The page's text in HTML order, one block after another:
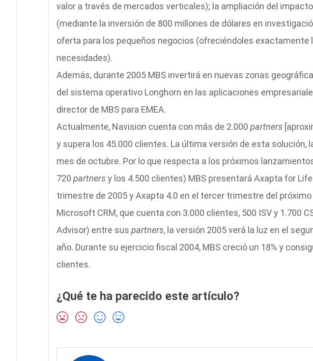
valor a través de mercados verticales); la ampliación del
(mediante la inversión de 800 millones de dólares en
oferta para los pequeños negocios (ofreciéndoles exactamente
necesidades).
Además, durante 2005 MBS invertirá en nuevas zonas
del sistema operativo Longhorn en las aplicaciones
director de MBS para EMEA.
Actualmente, Navision cuenta con más de 2.000 partners
y supera los 45.000 clientes. La última versión de esta solución,
mes de octubre. Por lo que respecta a los próximos
720 partnersy los 4.500 clientes) MBS presentará Axapta for
trimestre de 2005 y Axapta 4.0 en el tercer trimestre del próximo
Microsoft CRM, que cuenta con 3.000 clientes, 500 ISV y 1.700
Advisor) entre sus partners, la versión 2005 verá la luz en el
año. Durante su ejercicio fiscal 2004, MBS creció un 18% y
clientes.
¿Qué te ha parecido este artículo?